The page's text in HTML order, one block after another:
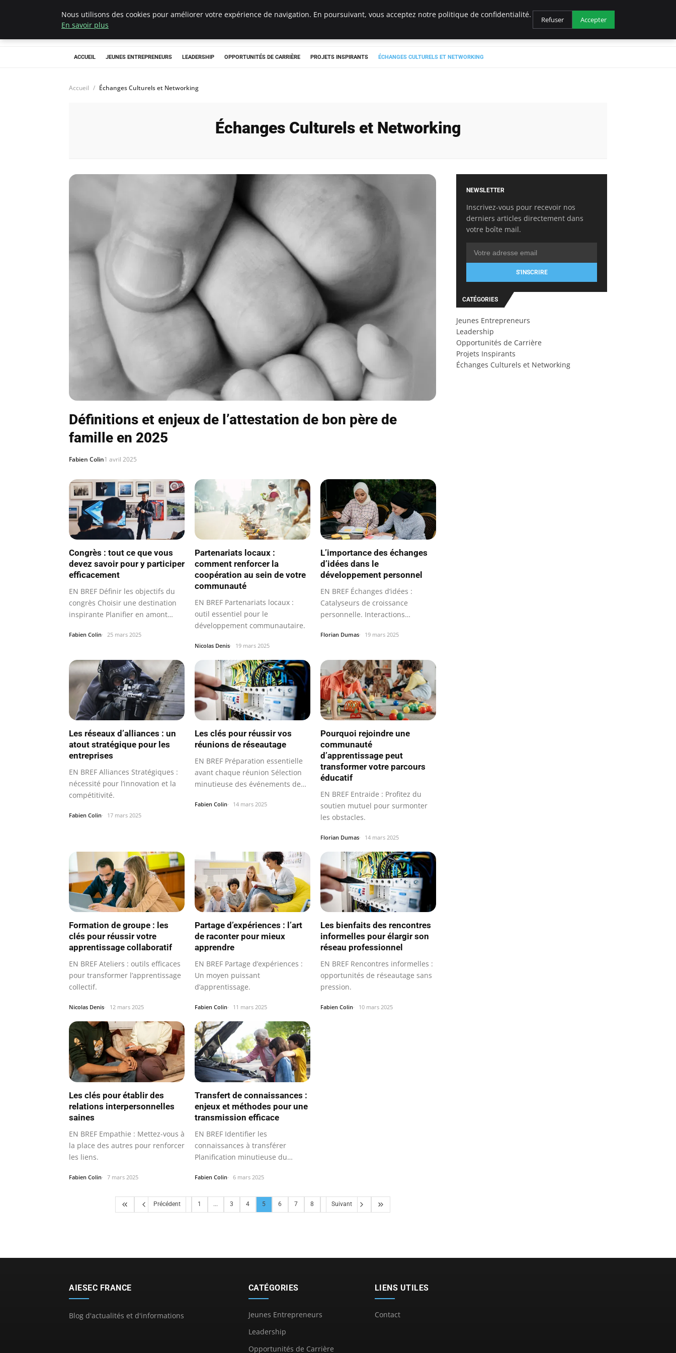
AIESEC France
ACCUEIL JEUNES ENTREPRENEURS LEADERSHIP OPPORTUNITÉS DE CARRIÈRE PROJETS INSPIRANTS ÉCHANGES CULTURELS ET NETWORKING
Accueil Échanges Culturels et Networking
Échanges Culturels et Networking
Définitions et enjeux de l’attestation de bon père de
famille en 2025
Fabien Colin1 avril 2025
Congrès : tout ce que vous
devez savoir pour y participer
efficacement
EN BREF Définir les objectifs du
congrès Choisir une destination
inspirante Planifier en amont…
Fabien Colin 25 mars 2025
Partenariats locaux :
comment renforcer la
coopération au sein de votre
communauté
EN BREF Partenariats locaux :
outil essentiel pour le
développement communautaire.
Nicolas Denis 19 mars 2025
L’importance des échanges
d’idées dans le
développement personnel
EN BREF Échanges d’idées :
Catalyseurs de croissance
personnelle. Interactions
Florian Dumas 19 mars 2025
Les réseaux d’alliances : un
atout stratégique pour les
entreprises
EN BREF Alliances Stratégiques :
nécessité pour l’innovation et la
compétitivité.
Fabien Colin 17 mars 2025
Les clés pour réussir vos
réunions de réseautage
EN BREF Préparation essentielle
avant chaque réunion Sélection
minutieuse des événements de
Fabien Colin 14 mars 2025
Pourquoi rejoindre une
communauté
d’apprentissage peut
transformer votre parcours
éducatif
EN BREF Entraide : Profitez du
soutien mutuel pour surmonter
les obstacles.
Florian Dumas 14 mars 2025
Formation de groupe : les
clés pour réussir votre
apprentissage collaboratif
EN BREF Ateliers : outils efficaces
pour transformer l’apprentissage
collectif.
Nicolas Denis 12 mars 2025
Partage d’expériences : l’art
de raconter pour mieux
apprendre
EN BREF Partage d’expériences :
Un moyen puissant
d’apprentissage.
Fabien Colin 11 mars 2025
Les bienfaits des rencontres
informelles pour élargir son
réseau professionnel
EN BREF Rencontres informelles :
opportunités de réseautage sans
pression.
Fabien Colin 10 mars 2025
Les clés pour établir des
relations interpersonnelles
saines
EN BREF Empathie : Mettez-vous à
la place des autres pour renforcer
les liens.
Fabien Colin 7 mars 2025
Transfert de connaissances :
enjeux et méthodes pour une
transmission efficace
EN BREF Identifier les
connaissances à transférer
Planification minutieuse du
Fabien Colin 6 mars 2025
Précédent 1 ... 3 4 5 6 7 8 Suivant
NEWSLETTER
Inscrivez-vous pour recevoir nos
derniers articles directement dans
votre boîte mail.
S'INSCRIRE
CATÉGORIES
Jeunes Entrepreneurs
Leadership
Opportunités de Carrière
Projets Inspirants
Échanges Culturels et Networking
AIESEC FRANCE
Blog d'actualités et d'informations
CATÉGORIES
Jeunes Entrepreneurs
Leadership
Opportunités de Carrière
LIENS UTILES
Contact
Nous utilisons des cookies pour améliorer votre expérience de navigation. En poursuivant, vous acceptez notre politique de confidentialité.
En savoir plus
Refuser Accepter